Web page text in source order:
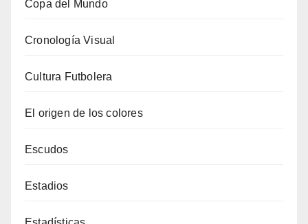
Copa del Mundo
Cronología Visual
Cultura Futbolera
El origen de los colores
Escudos
Estadios